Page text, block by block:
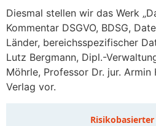
Diesmal stellen wir das Werk
Kommentar DSGVO, BDSG,
Länder, bereichsspezifischer
Lutz Bergmann, Dipl.-
Möhrle, Professor Dr. jur.
Verlag vor.